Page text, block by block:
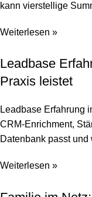
kann vierstellige
Weiterlesen »
Leadbase
Praxis leistet
Leadbase Erfahrung
CRM-Enrichment,
Datenbank passt
Weiterlesen »